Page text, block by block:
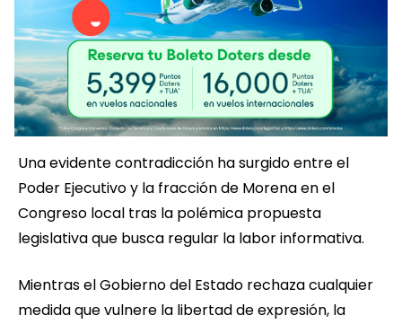
Una evidente contradicción ha surgido entre el
Poder Ejecutivo y la fracción de Morena en el
Congreso local tras la polémica propuesta
legislativa que busca regular la labor informativa.
Mientras el Gobierno del Estado rechaza cualquier
medida que vulnere la libertad de expresión, la